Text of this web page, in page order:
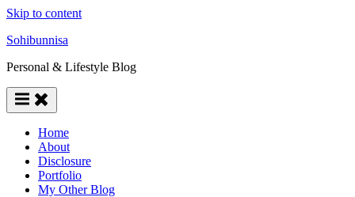
Skip to content
Sohibunnisa
Personal & Lifestyle Blog
Home
About
Disclosure
Portfolio
My Other Blog